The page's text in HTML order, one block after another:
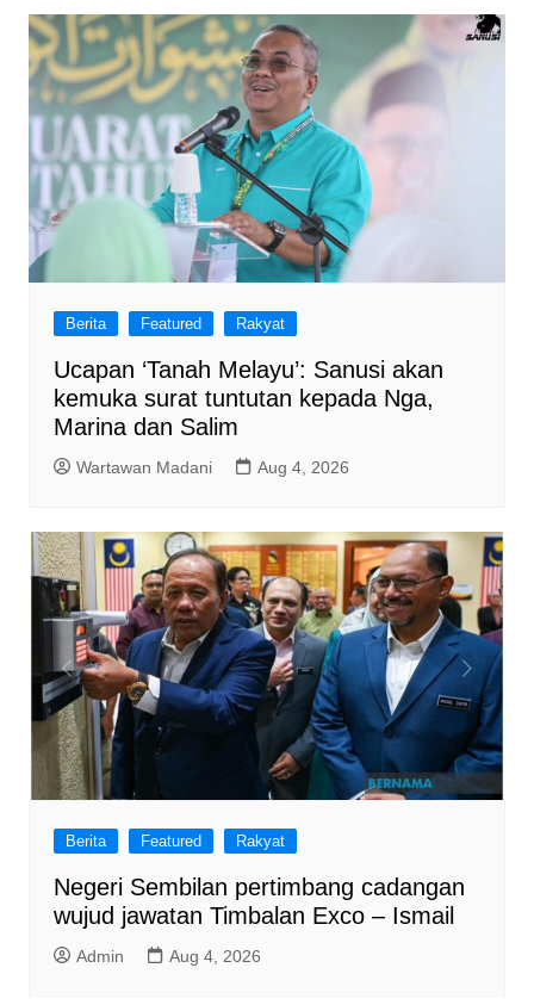
Berita Featured Rakyat
Ucapan ‘Tanah Melayu’: Sanusi akan
kemuka surat tuntutan kepada Nga,
Marina dan Salim
Wartawan Madani Aug 4, 2026
Berita Featured Rakyat
Negeri Sembilan pertimbang cadangan
wujud jawatan Timbalan Exco – Ismail
Admin Aug 4, 2026